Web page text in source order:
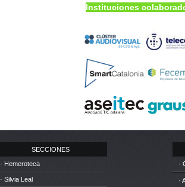
Instituciones
SECCIONES
· Hemeroteca
· Silvia Leal
·
·